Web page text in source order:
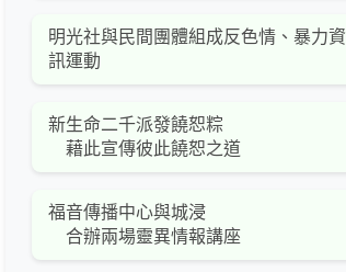
明光社與民間團體組成反色情、暴力資
訊運動
新生命二千派發饒恕粽
藉此宣傳彼此饒恕之道
福音傳播中心與城浸
合辦兩場靈異情報講座